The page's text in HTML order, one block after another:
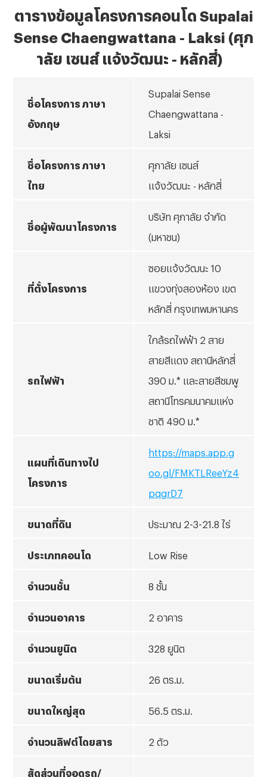
ตารางข้อมูลโครงการคอนโด Supalai
Sense Chaengwattana - Laksi (ศุภ
าลัย เซนส์ แจ้งวัฒนะ - หลักสี่)
ชื่อโครงการ ภาษา
อังกฤษ
Supalai Sense
Chaengwattana -
Laksi
ชื่อโครงการ ภาษา
ไทย
ศุภาลัย เซนส์
แจ้งวัฒนะ - หลักสี่
ชื่อผู้พัฒนาโครงการ
บริษัท ศุภาลัย จำกัด
(มหาชน)
ที่ตั้งโครงการ
ซอยแจ้งวัฒนะ 10
แขวงทุ่งสองห้อง เขต
หลักสี่ กรุงเทพมหานคร
รถไฟฟ้า
ใกล้รถไฟฟ้า 2 สาย
สายสีแดง สถานีหลักสี่
390 ม.* และสายสีชมพู
สถานีโทรคมนาคมแห่ง
ชาติ 490 ม.*
แผนที่เดินทางไป
โครงการ
https://maps.app.g
oo.gl/FMKTLReeYz4
pqgrD7
ขนาดที่ดิน ประมาณ 2-3-21.8 ไร่
ประเภทคอนโด Low Rise
จำนวนชั้น 8 ชั้น
จำนวนอาคาร 2 อาคาร
จำนวนยูนิต 328 ยูนิต
ขนาดเริ่มต้น 26 ตร.ม.
ขนาดใหญ่สุด 56.5 ตร.ม.
จำนวนลิฟต์โดยสาร 2 ตัว
สัดส่วนที่จอดรถ/